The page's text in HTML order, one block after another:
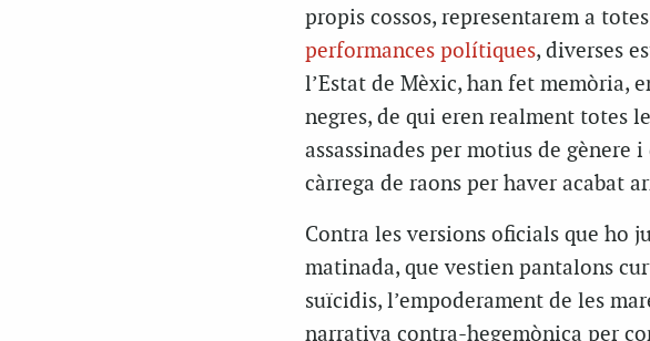
propis cossos, representarem a
performances polítiques, diverses
l’Estat de Mèxic, han fet memòria,
negres, de qui eren realment totes
assassinades per motius de gènere
càrrega de raons per haver acabat
Contra les versions oficials que ho
matinada, que vestien pantalons
suïcidis, l’empoderament de les
narrativa contra-hegemònica per